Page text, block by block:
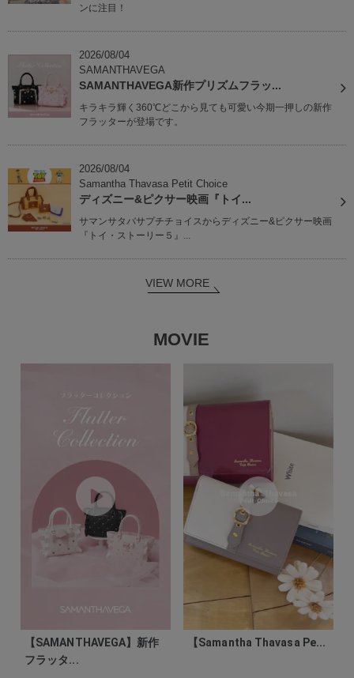
ンに注目！
2026/08/04
SAMANTHAVEGA
SAMANTHAVEGA新作プリズムフラッ...
キラキラ輝く360℃どこから見ても可愛い今期一押しの新作
フラッターが登場です。
2026/08/04
Samantha Thavasa Petit Choice
ディズニー&ピクサー映画『トイ...
サマンサタバサプチチョイスからディズニー&ピクサー映画
『トイ・ストーリー５』...
VIEW MORE
MOVIE
【SAMANTHAVEGA】新作
フラッタ...
【Samantha Thavasa Pe...